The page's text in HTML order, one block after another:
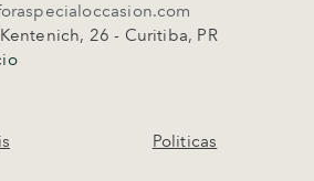
26 - Curitiba, PR
Politicas